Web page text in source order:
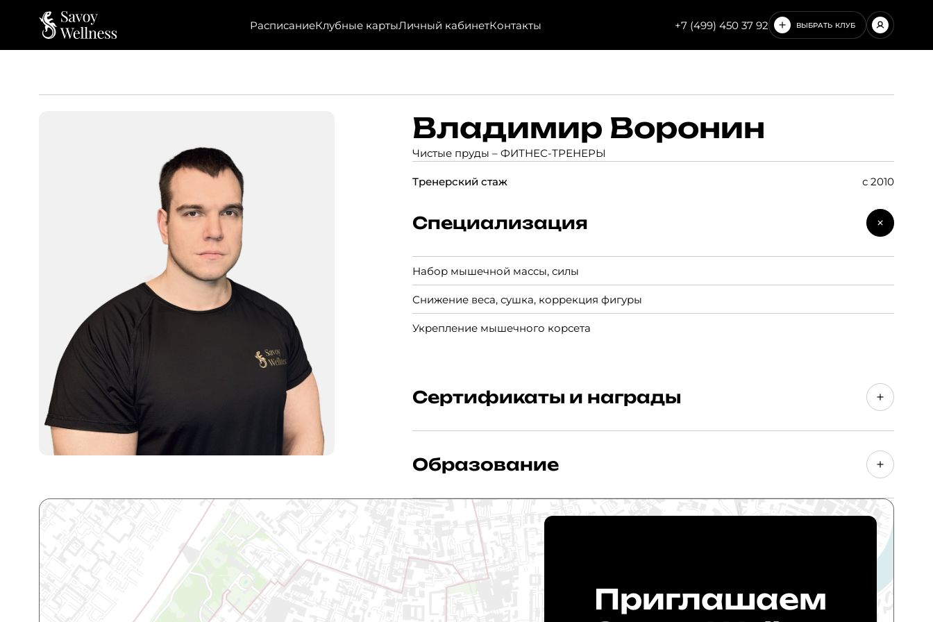
РасписаниеКлубные картыЛичный кабинетКонтакты +7 (499) 450 37 92 ВЫБРАТЬ КЛУБ
Владимир Воронин
Чистые пруды –ФИТНЕС-ТРЕНЕРЫ
Тренерский стаж с 2010
Специализация
Набор мышечной массы, силы
Снижение веса, сушка, коррекция фигуры
Укрепление мышечного корсета
Сертификаты и награды
Призёр соревнований по пауэрлифтингу среди юниоров
Образование
Университет бодибилдинга и фитнеса. Специализация – персональный тренер
Приглашаем